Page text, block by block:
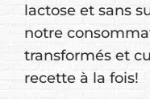
lactose et sans
notre
transformés et
recette à la fois!